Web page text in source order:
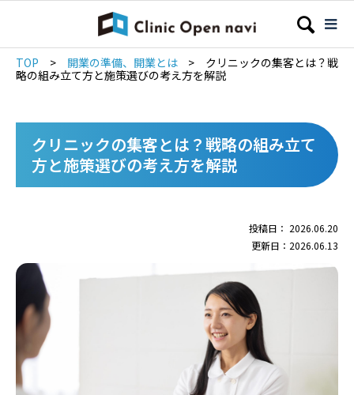
TOP > 開業の準備、開業とは >
クリニックの集客とは？戦
略の組み立て方と施策選びの考え方を解説
クリニックの集客とは？戦略の組み立て
方と施策選びの考え方を解説
投稿日： 2026.06.20
更新日：2026.06.13